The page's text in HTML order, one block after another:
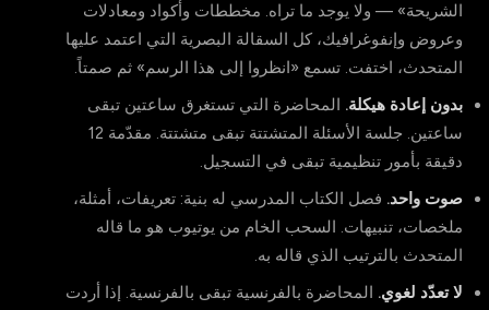
الشريحة» — ولا يوجد ما تراه. مخططات وأكواد ومعادلات
وعروض وإنفوغرافيك، كل السقالة البصرية التي اعتمد عليها
المتحدث، اختفت. تسمع «انظروا إلى هذا الرسم» ثم صمتاً.
بدون إعادة هيكلة. المحاضرة التي تستغرق ساعتين تبقى
ساعتين. جلسة الأسئلة المتشتتة تبقى متشتتة. مقدّمة 12
دقيقة بأمور تنظيمية تبقى في التسجيل.
صوت واحد. فصل الكتاب المدرسي له بنية: تعريفات، أمثلة،
ملخصات، تنبيهات. السحب الخام من يوتيوب هو ما قاله
المتحدث بالترتيب الذي قاله به.
لا تعدّد لغوي. المحاضرة بالفرنسية تبقى بالفرنسية. إذا أردت